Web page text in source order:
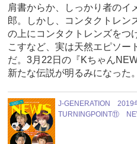
肩書からか、しっかり者のイ
郎。しかし、コンタクトレン
の上にコンタクトレンズをつ
こすなど、実は天然エピソー
だ。3月22日の『Kちゃん
新たな伝説が明るみになった。
J-GENERATION 2019
TURNINGPOINT⑪